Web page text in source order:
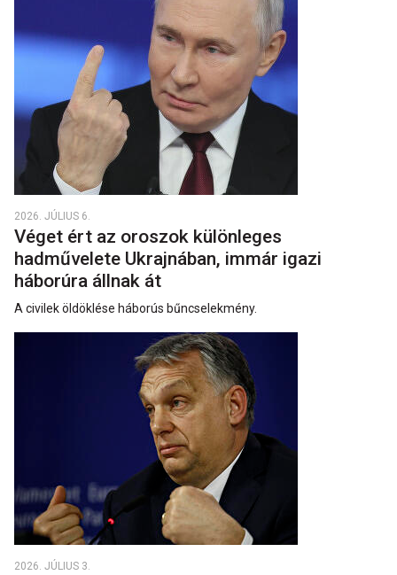
2026. JÚLIUS 6.
Véget ért az oroszok különleges
hadművelete Ukrajnában, immár igazi
háborúra állnak át
A civilek öldöklése háborús bűncselekmény.
2026. JÚLIUS 3.